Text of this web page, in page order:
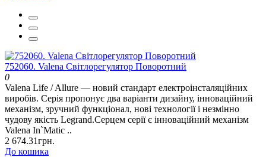
752060. Valena Світлорегулятор Поворотний
0
Valena Life / Allure — новий стандарт електроінсталяційних
виробів. Серія пропонує два варіанти дизайну, інноваційний
механізм, зручний функціонал, нові технології і незмінно
чудову якість Legrand.Серцем серії є інноваційний механізм
Valena In`Matic ..
2 674.31грн.
До кошика